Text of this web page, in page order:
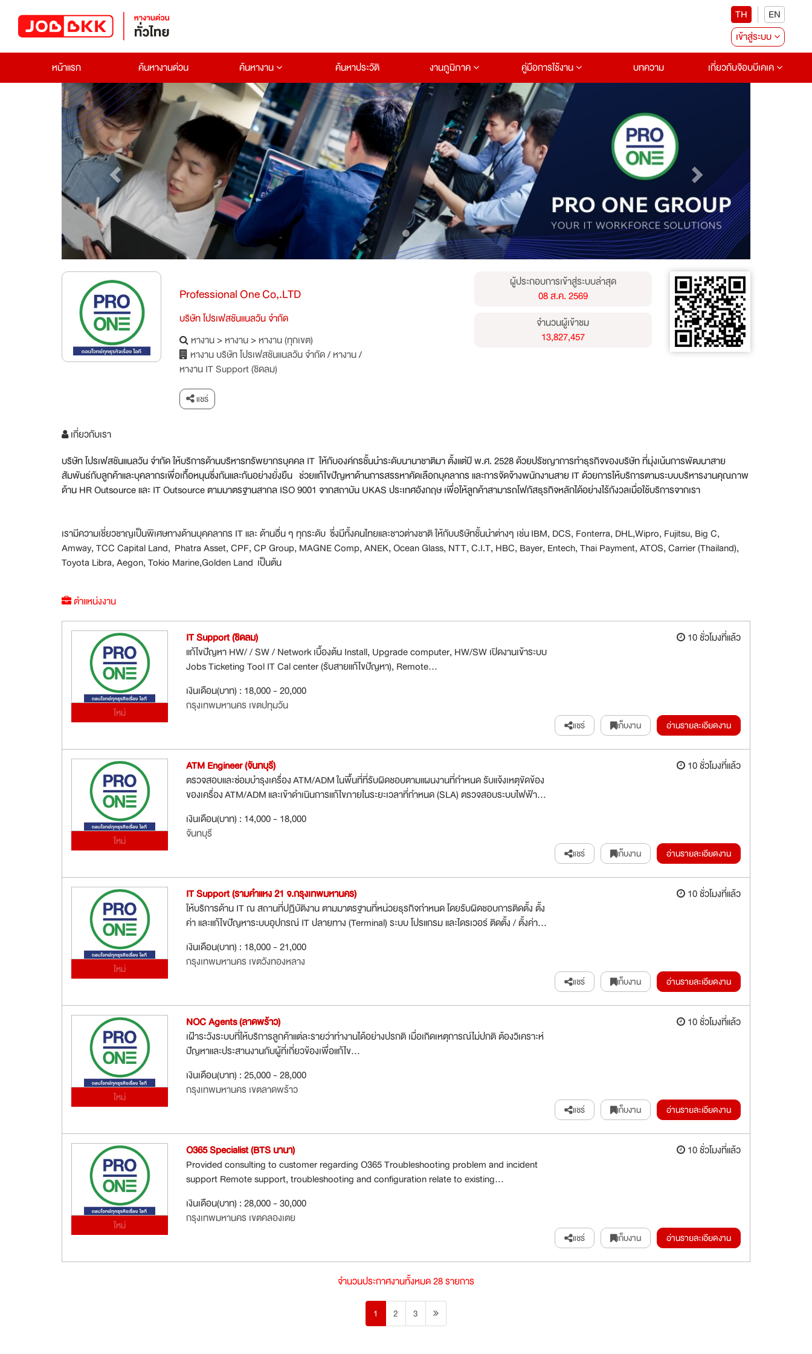
TH
EN
เข้าสู่ระบบ
หน้าแรก
ค้นหางานด่วน ค้นหางาน ค้นหาประวัติ งานภูมิภาค คู่มือการใช้งาน บทความ เกี่ยวกับจ๊อบบีเคเค
Previous
Professional One Co,.LTD
บริษัท โปรเฟสชันแนลวัน จำกัด
หางาน>หางาน>หางาน (ทุกเขต)
หางาน บริษัท โปรเฟสชันแนลวัน จำกัด/หางาน/
หางาน IT Support (ชิดลม)
แชร์
ผู้ประกอบการเข้าสู่ระบบล่าสุด
08 ส.ค. 2569
จำนวนผู้เข้าชม
13,827,457
เกี่ยวกับเรา
บริษัท โปรเฟสชันแนลวัน จำกัด ให้บริการด้านบริหารทรัพยากรบุคคล IT ให้กับองค์กรชั้นนำระดับนานาชาติมา ตั้งแต่ปี พ.ศ. 2528 ด้วยปรัชญาการทำธุรกิจของบริษัท ที่มุ่งเน้นการพัฒนาสาย
สัมพันธ์กับลูกค้าและบุคลากรเพื่อเกื้อหนุนซึ่งกันและกันอย่างยั่งยืน ช่วยแก้ไขปัญหาด้านการสรรหาคัดเลือกบุคลากร และการจัดจ้างพนักงานสาย IT ด้วยการให้บริการตามระบบบริหารงานคุณภาพ
ด้าน HR Outsource และ IT Outsource ตามมาตรฐานสากล ISO 9001 จากสถาบัน UKAS ประเทศอังกฤษ เพื่อให้ลูกค้าสามารถโฟกัสธุรกิจหลักได้อย่างไร้กังวลเมื่อใช้บริการจากเรา
เรามีความเชี่ยวชาญเป็นพิเศษทางด้านบุคคลากร IT และ ด้านอื่น ๆ ทุกระดับ ซึ่งมีทั้งคนไทยและชาวต่างชาติ ให้กับบริษัทชั้นนำต่างๆ เช่น IBM, DCS, Fonterra, DHL,Wipro, Fujitsu, Big C,
Amway, TCC Capital Land, Phatra Asset, CPF, CP Group, MAGNE Comp, ANEK, Ocean Glass, NTT, C.I.T, HBC, Bayer, Entech, Thai Payment, ATOS, Carrier (Thailand),
Toyota Libra, Aegon, Tokio Marine,Golden Land เป็นต้น
ตำแหน่งงาน
ใหม่
IT Support (ชิดลม)
แก้ไขปัญหา HW/ / SW / Network เบื้องต้น Install, Upgrade computer, HW/SW เปิดงานเข้าระบบ
Jobs Ticketing Tool IT Cal center (รับสายแก้ไขปัญหา), Remote...
เงินเดือน(บาท) : 18,000 - 20,000
กรุงเทพมหานคร เขตปทุมวัน
10 ชั่วโมงที่แล้ว
แชร์ เก็บงาน อ่านรายละเอียดงาน
ใหม่
ATM Engineer (จันทบุรี)
ตรวจสอบและซ่อมบำรุงเครื่อง ATM/ADM ในพื้นที่ที่รับผิดชอบตามแผนงานที่กำหนด รับแจ้งเหตุขัดข้อง
ของเครื่อง ATM/ADM และเข้าดำเนินการแก้ไขภายในระยะเวลาที่กำหนด (SLA) ตรวจสอบระบบไฟฟ้า...
เงินเดือน(บาท) : 14,000 - 18,000
จันทบุรี
10 ชั่วโมงที่แล้ว
แชร์ เก็บงาน อ่านรายละเอียดงาน
ใหม่
IT Support (รามคำแหง 21 จ.กรุงเทพมหานคร)
ให้บริการด้าน IT ณ สถานที่ปฏิบัติงาน ตามมาตรฐานที่หน่วยธุรกิจกำหนด โดยรับผิดชอบการติดตั้ง ตั้ง
ค่า และแก้ไขปัญหาระบบอุปกรณ์ IT ปลายทาง (Terminal) ระบบ โปรแกรม และไดรเวอร์ ติดตั้ง / ตั้งค่า...
เงินเดือน(บาท) : 18,000 - 21,000
กรุงเทพมหานคร เขตวังทองหลาง
10 ชั่วโมงที่แล้ว
แชร์ เก็บงาน อ่านรายละเอียดงาน
ใหม่
NOC Agents (ลาดพร้าว)
เฝ้าระวังระบบที่ให้บริการลูกค้าแต่ละรายว่าทำงานได้อย่างปรกติ เมื่อเกิดเหตุการณ์ไม่ปกติ ต้องวิเคราะห์
ปัญหาและประสานงานกับผู้ที่เกี่ยวข้องเพื่อแก้ไข...
เงินเดือน(บาท) : 25,000 - 28,000
กรุงเทพมหานคร เขตลาดพร้าว
10 ชั่วโมงที่แล้ว
แชร์ เก็บงาน อ่านรายละเอียดงาน
ใหม่
O365 Specialist (BTS นานา)
Provided consulting to customer regarding O365 Troubleshooting problem and incident
support Remote support, troubleshooting and configuration relate to existing...
เงินเดือน(บาท) : 28,000 - 30,000
กรุงเทพมหานคร เขตคลองเตย
10 ชั่วโมงที่แล้ว
แชร์ เก็บงาน อ่านรายละเอียดงาน
จำนวนประกาศงานทั้งหมด 28 รายการ
1 2 3